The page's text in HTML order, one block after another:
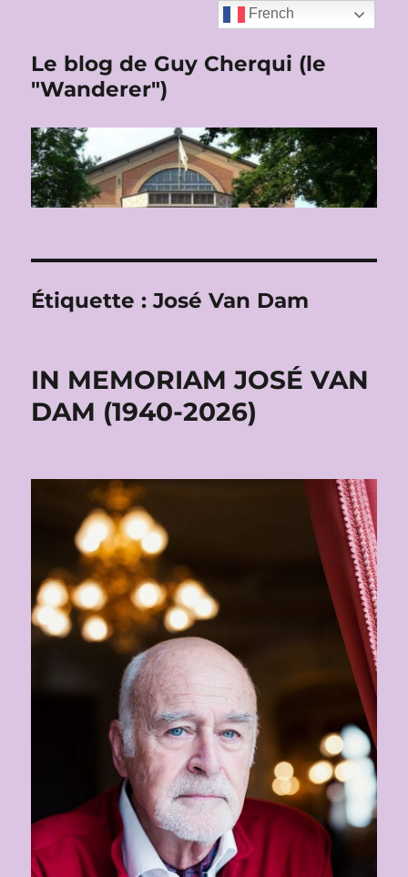
Le blog de Guy Cherqui (le
"Wanderer")
Étiquette :José Van Dam
IN MEMORIAM JOSÉ VAN
DAM (1940-2026)
French